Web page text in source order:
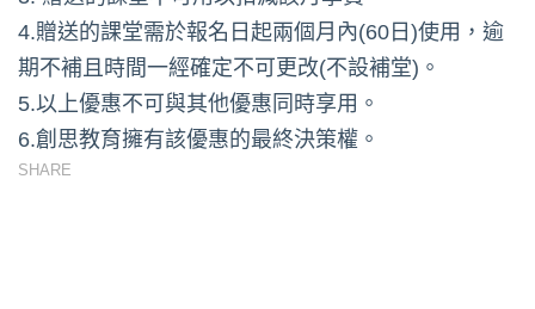
4.贈送的課堂需於報名日起兩個月內(60日)使用，逾
期不補且時間一經確定不可更改(不設補堂)。
5.以上優惠不可與其他優惠同時享用。
6.創思教育擁有該優惠的最終決策權。
SHARE